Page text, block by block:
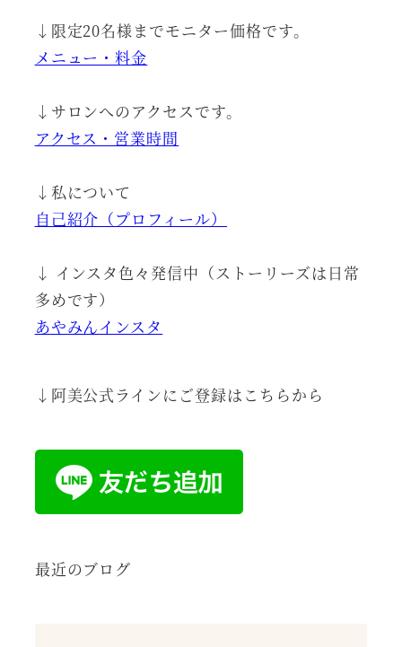
↓限定20名様までモニター価格です。
メニュー・料金
↓サロンへのアクセスです。
アクセス・営業時間
↓私について
自己紹介（プロフィール）
↓ インスタ色々発信中（ストーリーズは日常
多めです）
あやみんインスタ
↓阿美公式ラインにご登録はこちらから
最近のブログ